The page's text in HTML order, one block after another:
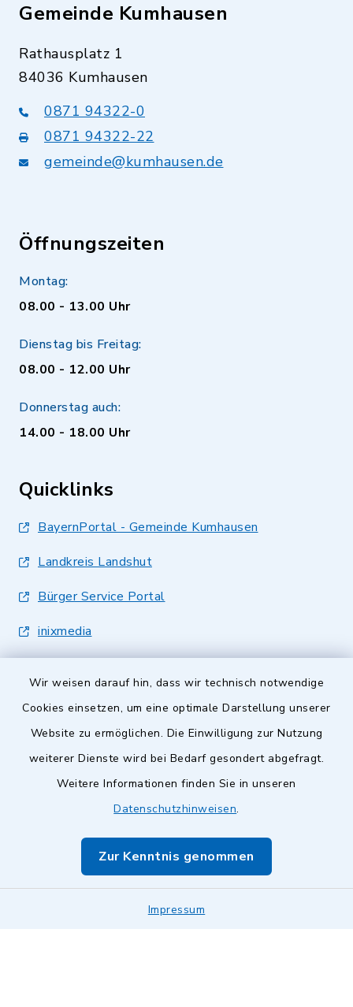
Wir weisen darauf hin, dass wir technisch notwendige
Cookies einsetzen, um eine optimale Darstellung unserer
Website zu ermöglichen. Die Einwilligung zur Nutzung
weiterer Dienste wird bei Bedarf gesondert abgefragt.
Weitere Informationen finden Sie in unseren
Datenschutzhinweisen.
Zur Kenntnis genommen
Impressum
Gemeinde Kumhausen
Rathausplatz 1
84036 Kumhausen
0871 94322-0
0871 94322-22
gemeinde@kumhausen.de
Öffnungszeiten
Montag:
08.00 - 13.00 Uhr
Dienstag bis Freitag:
08.00 - 12.00 Uhr
Donnerstag auch:
14.00 - 18.00 Uhr
Quicklinks
BayernPortal - Gemeinde Kumhausen
Landkreis Landshut
Bürger Service Portal
inixmedia
Barrierefreiheit
Impressum
Sitemap